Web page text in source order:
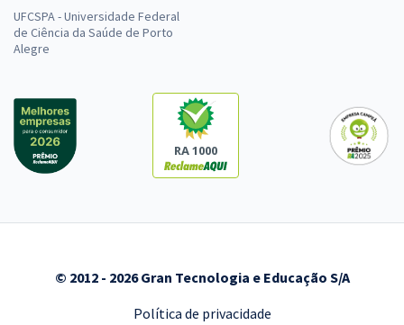
UFCSPA - Universidade Federal
de Ciência da Saúde de Porto
Alegre
RA 1000
© 2012 - 2026 Gran Tecnologia e Educação S/A
Política de privacidade